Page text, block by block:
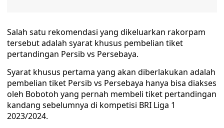
Salah satu rekomendasi yang dikeluarkan rakorpam
tersebut adalah syarat khusus pembelian tiket
pertandingan Persib vs Persebaya.
Syarat khusus pertama yang akan diberlakukan adalah
pembelian tiket Persib vs Persebaya hanya bisa diakses
oleh Bobotoh yang pernah membeli tiket pertandingan
kandang sebelumnya di kompetisi BRI Liga 1
2023/2024.